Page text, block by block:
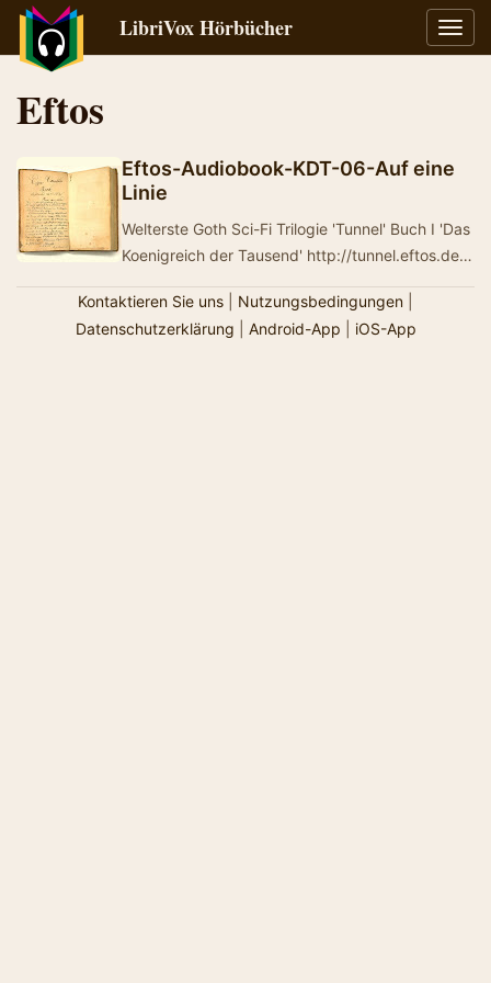
LibriVox Hörbücher
Eftos
Eftos-Audiobook-KDT-06-Auf eine
Linie
Welterste Goth Sci-Fi Trilogie 'Tunnel' Buch I 'Das
Koenigreich der Tausend' http://tunnel.eftos.de
Kontaktieren Sie uns
Nutzungsbedingungen
Datenschutzerklärung
Android-App iOS-App